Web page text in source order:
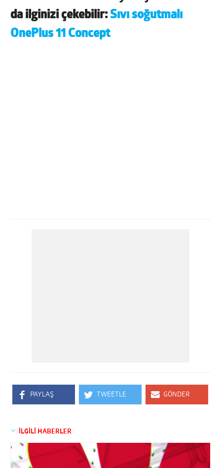
da ilginizi çekebilir: Sıvı soğutmalı
OnePlus 11 Concept
PAYLAŞ TWEETLE GÖNDER
İLGİLİ HABERLER